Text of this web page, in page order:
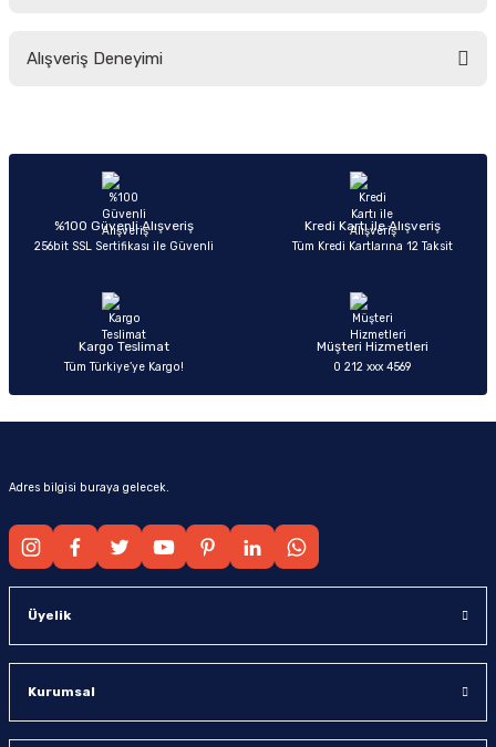
yetersiz gördüğünüz noktaları öneri formunu kullanarak tarafımıza
Ürün açıklamasında eksik bilgiler bulunuyor.
Ürün bilgilerinde hatalar bulunuyor.
Ürün fiyatı diğer sitelerden daha pahalı.
Alışveriş Deneyimi
Sitemize ilk yorumu siz yapın!
%100 Güvenli Alışveriş
256bit SSL Sertifikası ile Güvenli
Kredi Kartı ile Alışveriş
Tüm Kredi Kartlarına 12 Taksit
Kargo Teslimat
Tüm Türkiye’ye Kargo!
Müşteri Hizmetleri
0 212 xxx 4569
Adres bilgisi buraya gelecek.
Üyelik
Kurumsal